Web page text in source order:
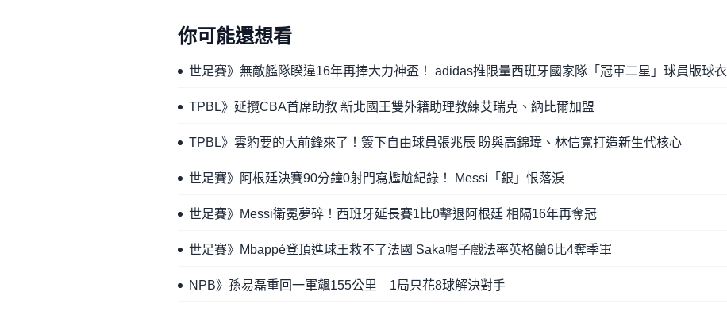
你可能還想看
世足賽》無敵艦隊睽違16年再捧大力神盃！ adidas推限量西班牙國家隊「冠軍二星」球員版球衣
TPBL》延攬CBA首席助教 新北國王雙外籍助理教練艾瑞克、納比爾加盟
TPBL》雲豹要的大前鋒來了！簽下自由球員張兆辰 盼與高錦瑋、林信寬打造新生代核心
世足賽》阿根廷決賽90分鐘0射門寫尷尬紀錄！ Messi「銀」恨落淚
世足賽》Messi衛冕夢碎！西班牙延長賽1比0擊退阿根廷 相隔16年再奪冠
世足賽》Mbappé登頂進球王救不了法國 Saka帽子戲法率英格蘭6比4奪季軍
NPB》孫易磊重回一軍飆155公里 1局只花8球解決對手